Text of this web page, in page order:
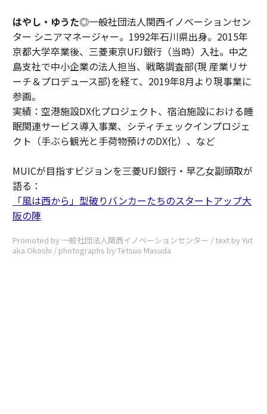
はやし・ゆうた◎一般社団法人関西イノベーションセン
ター シニアマネージャー。1992年石川県出身。2015年
京都大学卒業後、三菱東京UFJ銀行（当時）入社。中之
島支社で中小企業の法人担当、戦略調査部(現 産業リサ
ーチ＆プロデュース部)を経て、2019年8月より現事業に
参画。
実績：空港施設DX化プロジェクト、宿泊施設における睡
眠関連サービス導入事業、シティチェックインプロジェ
クト（手ぶら観光と手荷物預けのDX化）、など
MUICが目指すビジョンを三菱UFJ銀行・早乙女副頭取が
語る：
「風は西から」型破りバンカーたちのスタートアップ大
阪の陣
Promoted by 一般社団法人関西イノベーションセンター / text by Yut
aka Okoshi / photographs by Tetsuo Masuda